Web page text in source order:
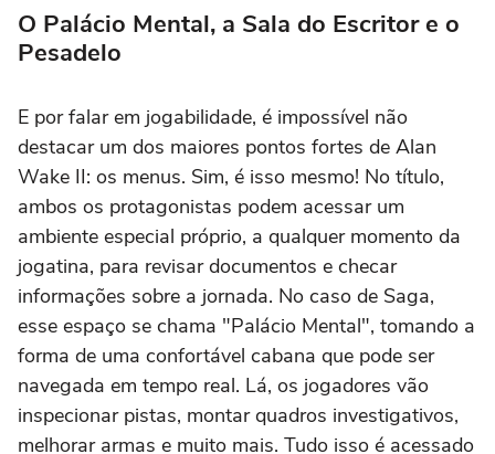
O Palácio Mental, a Sala do Escritor e o
Pesadelo
E por falar em jogabilidade, é impossível não
destacar um dos maiores pontos fortes de Alan
Wake II: os menus. Sim, é isso mesmo! No título,
ambos os protagonistas podem acessar um
ambiente especial próprio, a qualquer momento da
jogatina, para revisar documentos e checar
informações sobre a jornada. No caso de Saga,
esse espaço se chama "Palácio Mental", tomando a
forma de uma confortável cabana que pode ser
navegada em tempo real. Lá, os jogadores vão
inspecionar pistas, montar quadros investigativos,
melhorar armas e muito mais. Tudo isso é acessado